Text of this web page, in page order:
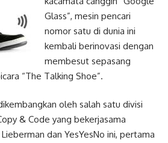
Glass”, mesin pencari
nomor satu di dunia ini
kembali berinovasi dengan
membesut sepasang
“The Talking Shoe”.
oleh salah satu divisi
& Code yang bekerjasama
dan YesYesNo ini, pertama